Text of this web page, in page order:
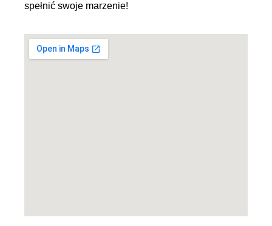
spełnić swoje marzenie!